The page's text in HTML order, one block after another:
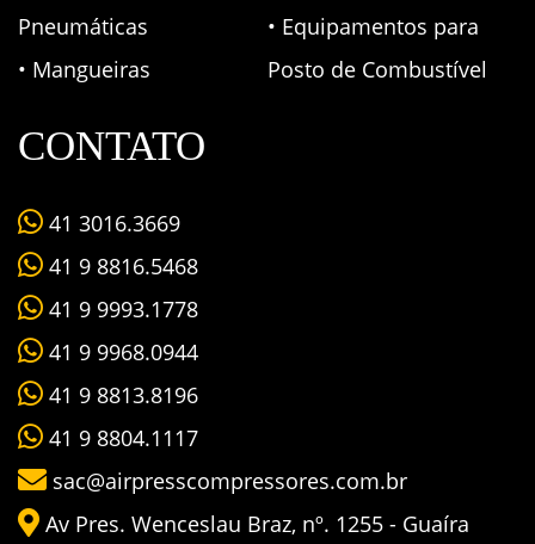
Pneumáticas
• Mangueiras
• Equipamentos para
Posto de Combustível
CONTATO
41 3016.3669
41 9 8816.5468
41 9 9993.1778
41 9 9968.0944
41 9 8813.8196
41 9 8804.1117
sac@airpresscompressores.com.br
Av Pres. Wenceslau Braz, nº. 1255 - Guaíra